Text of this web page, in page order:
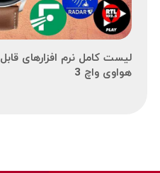
لیست کامل نرم افزارهای
هواوی واچ 3